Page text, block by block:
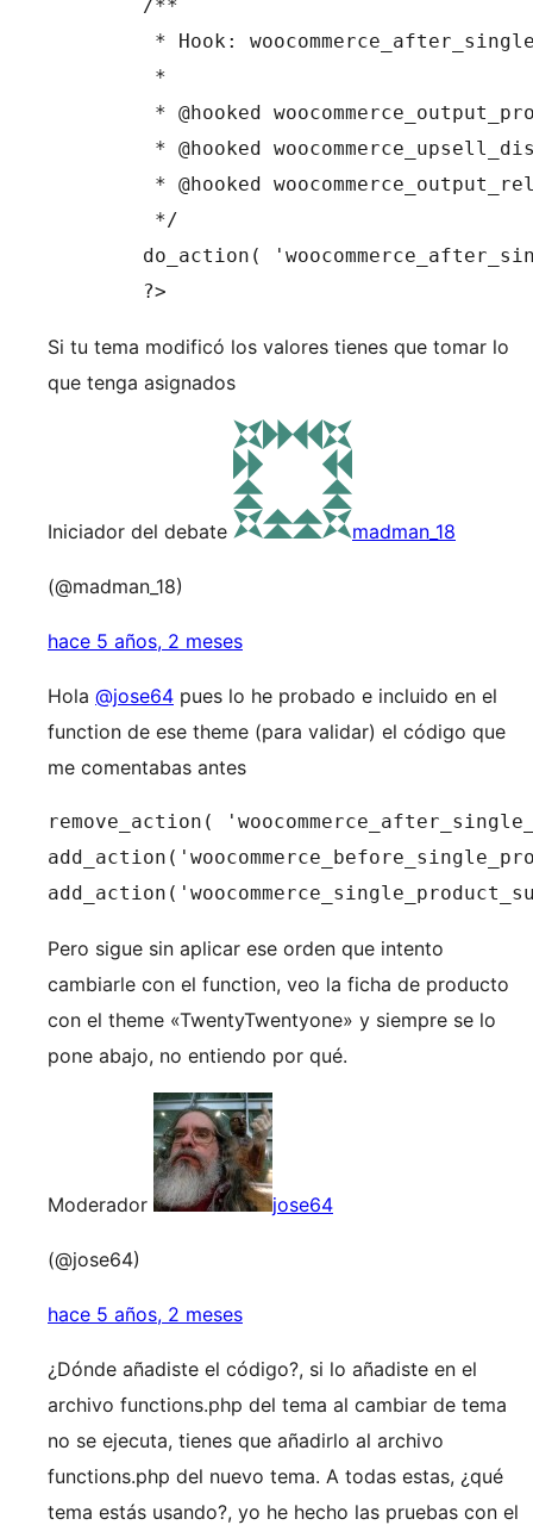
Si tu tema modificó los valores tienes que tomar lo
que tenga asignados
Iniciador del debate madman_18
(@madman_18)
hace 5 años, 2 meses
Hola @jose64 pues lo he probado e incluido en el
function de ese theme (para validar) el código que
me comentabas antes
remove_action(
Pero sigue sin aplicar ese orden que intento
cambiarle con el function, veo la ficha de producto
con el theme «TwentyTwentyone» y siempre se lo
pone abajo, no entiendo por qué.
Moderador jose64
(@jose64)
hace 5 años, 2 meses
¿Dónde añadiste el código?, si lo añadiste en el
archivo functions.php del tema al cambiar de tema
no se ejecuta, tienes que añadirlo al archivo
functions.php del nuevo tema. A todas estas, ¿qué
tema estás usando?, yo he hecho las pruebas con el